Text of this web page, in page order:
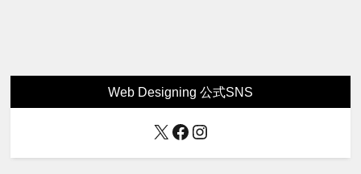
Web Designing 公式SNS
X Facebook
Instagram